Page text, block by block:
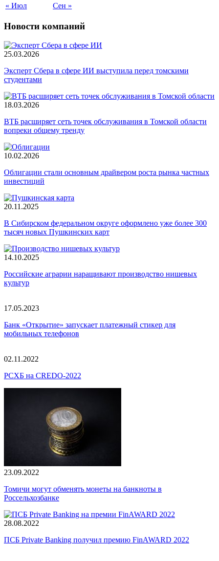
« Июл Сен »
Новости компаний
25.03.2026
Эксперт Сбера в сфере ИИ выступила перед томскими
студентами
18.03.2026
ВТБ расширяет сеть точек обслуживания в Томской области
вопреки общему тренду
10.02.2026
Облигации стали основным драйвером роста рынка частных
инвестиций
20.11.2025
В Сибирском федеральном округе оформлено уже более 300
тысяч новых Пушкинских карт
14.10.2025
Российские аграрии наращивают производство нишевых
культур
17.05.2023
Банк «Открытие» запускает платежный стикер для
мобильных телефонов
02.11.2022
РСХБ на CREDO-2022
23.09.2022
Томичи могут обменять монеты на банкноты в
Россельхозбанке
28.08.2022
ПСБ Private Banking получил премию FinAWARD 2022